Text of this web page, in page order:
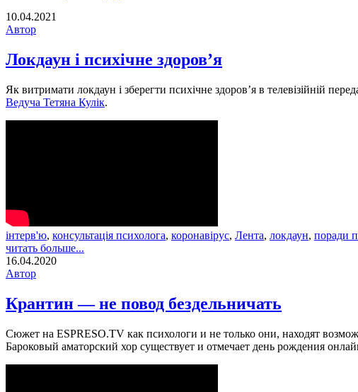
10.04.2021
Автор
Локдаун і психічне здоров’я
Як витримати локдаун і зберегти психічне здоров’я в телевізійній
Ведуча Тетяна Кулік.
інтерв'ю, консультація психолога, коронавірус, Лента, локдаун, поради
читать больше...
16.04.2020
Автор
Крантин — не повод бездельничать
Сюжет на ESPRESO.TV как психологи и не только они, находят
Бароковый аматорский хор существует и отмечает день рождения